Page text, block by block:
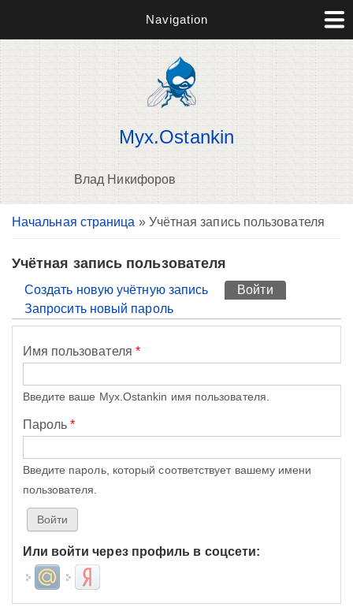
Navigation
Myx.Ostankin
Влад Никифоров
Вы здесь
Начальная страница » Учётная запись пользователя
Учётная запись пользователя
Главные вкладки
Создать новую учётную запись Войти
Запросить новый пароль
Имя пользователя *
Введите ваше Myx.Ostankin имя пользователя.
Пароль*
Введите пароль, который соответствует вашему имени
пользователя.
Или войти через профиль в соцсети:
Login with Mail.ruLogin with Яндекс